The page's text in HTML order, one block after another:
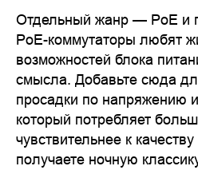
Отдельный жанр — PoE и
PoE-коммутаторы любят
возможностей блока
смысла. Добавьте сюда
просадки по напряжению
который потребляет
чувствительнее к
получаете ночную